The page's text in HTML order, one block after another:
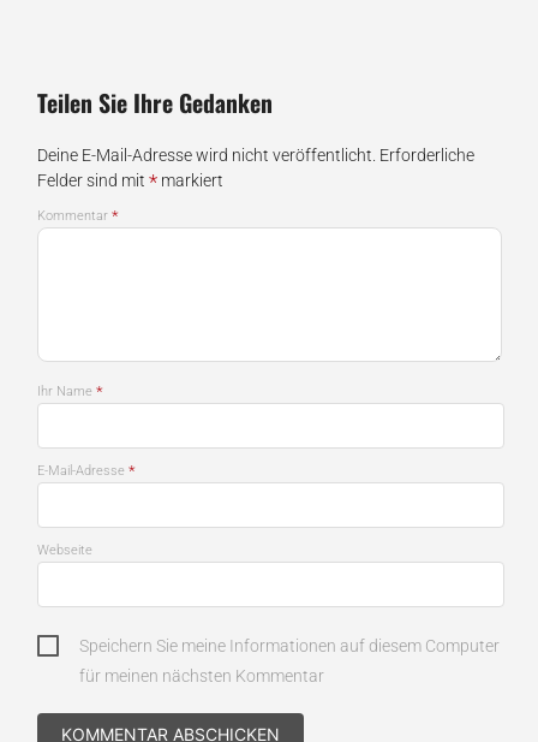
Teilen Sie Ihre Gedanken
Deine E-Mail-Adresse wird nicht veröffentlicht. Erforderliche
Felder sind mit *markiert
Kommentar *
Ihr Name *
E-Mail-Adresse *
Webseite
Speichern Sie meine Informationen auf diesem Computer
für meinen nächsten Kommentar